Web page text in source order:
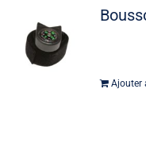
Ajouter